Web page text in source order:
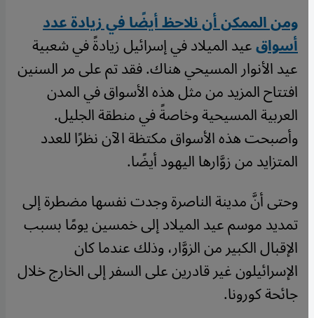
ومن الممكن أن نلاحظ أيضًا في زيادة عدد
أسواقعيد الميلاد في إسرائيل زيادةً في شعبية
عيد الأنوار المسيحي هناك. فقد تم على مر السنين
افتتاح المزيد من مثل هذه الأسواق في المدن
العربية المسيحية وخاصةً في منطقة الجليل.
وأصبحت هذه الأسواق مكتظة الآن نظرًا للعدد
المتزايد من زوَّارها اليهود أيضًا.
وحتى أنَّ مدينة الناصرة وجدت نفسها مضطرة إلى
تمديد موسم عيد الميلاد إلى خمسين يومًا بسبب
الإقبال الكبير من الزوَّار، وذلك عندما كان
الإسرائيلون غير قادرين على السفر إلى الخارج خلال
جائحة كورونا.